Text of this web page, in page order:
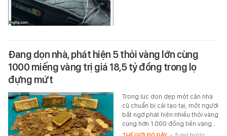
Đang dọn nhà, phát hiện 5 thỏi vàng lớn cùng
1000 miếng vàng trị giá 18,5 tỷ đồng trong lọ
đựng mứt
Trong lúc dọn dẹp một căn nhà
cũ chuẩn bị cải tạo tại, một người
bất ngờ phát hiện nhiều thỏi vàng
cùng hơn 1.000 đồng tiền vàng…